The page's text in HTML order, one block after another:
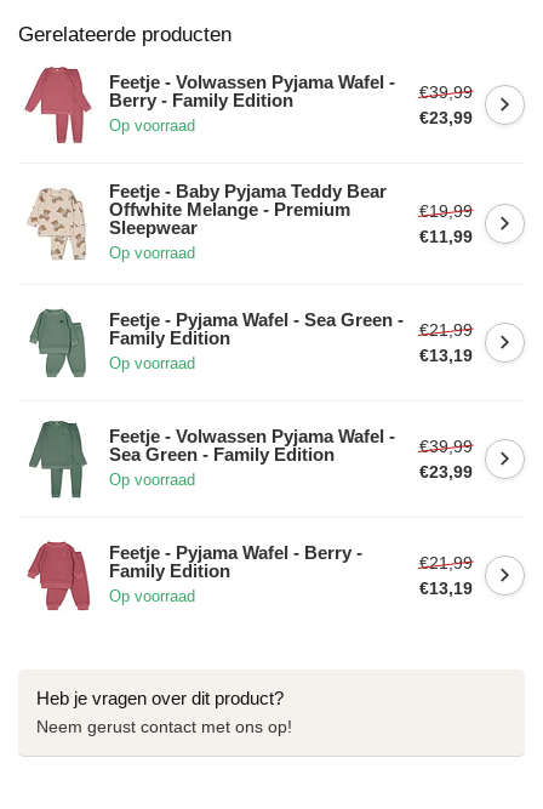
Gerelateerde producten
Feetje - Volwassen Pyjama Wafel -
Berry - Family Edition
Op voorraad
€39,99
€23,99
Feetje - Baby Pyjama Teddy Bear
Offwhite Melange - Premium
Sleepwear
Op voorraad
€19,99
€11,99
Feetje - Pyjama Wafel - Sea Green -
Family Edition
Op voorraad
€21,99
€13,19
Feetje - Volwassen Pyjama Wafel -
Sea Green - Family Edition
Op voorraad
€39,99
€23,99
Feetje - Pyjama Wafel - Berry -
Family Edition
Op voorraad
€21,99
€13,19
Heb je vragen over dit product?
Neem gerust contact met ons op!